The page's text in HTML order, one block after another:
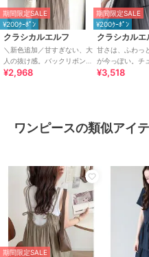
ダルでカジュアルにと
そんなテイストにも合わせやす
あなたのスタイリングで、コー
■SNS
新着アイテムやお得なセール情
lf_official（Classical Elf・JaVa）
@classicalelf_official
※ご覧のモニター環境により、画
ます。
期間限定セール開催中
期間限定SALE
¥200ｸｰﾎﾟﾝ
クラシカルエルフ
＼新色追加／甘すぎない、大
人の抜け感。バックリボンダ
ブルストラッププリーツキャ
¥2,968
期間限定SALE
¥200ｸｰﾎﾟﾝ
クラシカルエ
甘さは、ふわっ
が今っぽい。チ
ングティアード
¥3,518
ワンピースの類似アイ
期間限定SALE